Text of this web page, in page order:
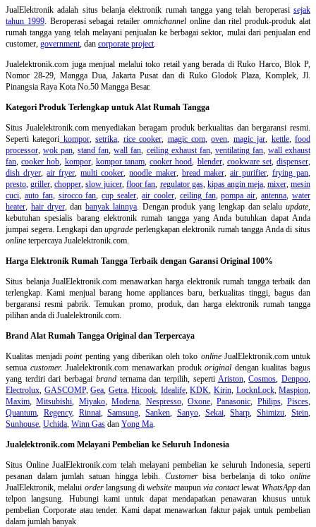
JualElektronik adalah situs belanja elektronik rumah tanggayang telah beroperasisejak
tahun 1999. Beroperasi sebagai retaileromnichannel online dan ritel produk-produk alat
rumah tangga yang telah melayani penjualan ke berbagai sektor, mulai dari penjualan end
customer, government, dan corporate project.
Jualelektronik.com juga menjual melalui toko retail yang berada di Ruko Harco, Blok P,
Nomor 28-29, Mangga Dua, Jakarta Pusat dan di Ruko Glodok Plaza, Komplek, Jl.
Pinangsia Raya Kota No.50 Mangga Besar.
Kategori Produk Terlengkap untuk Alat Rumah Tangga
Situs Jualelektronik.com menyediakan beragam produk berkualitas dan bergaransi resmi.
Seperti kategori kompor,setrika, rice cooker, magic com,oven, magic jar, kettle,food
processor,wok pan,stand fan,wall fan, ceiling exhaust fan, ventilating fan, wall exhaust
fan,cooker hob, kompor, kompor tanam,cooker hood, blender, cookware set,dispenser,
dish dryer,air fryer,multi cooker,noodle maker, bread maker, air purifier, frying pan,
presto,griller,chopper,slow juicer,floor fan, regulator gas, kipas angin meja, mixer,mesin
cuci, auto fan, sirocco fan,cup sealer,air cooler, ceiling fan,pompa air,antenna,water
heater, hair dryer, dan banyak lainnya. Dengan produk yang lengkap dan selalu update,
kebutuhan spesialis barang elektronik rumah tangga yang Anda butuhkan dapat Anda
jumpai segera. Lengkapi danupgrade perlengkapan elektronik rumah tangga Anda di situs
online terpercaya Jualelektronik.com.
Harga Elektronik Rumah Tangga Terbaik dengan Garansi Original 100%
Situs belanjaJualElektronik.com menawarkan harga elektronik rumah tangga terbaik dan
terlengkap. Kami menjual barang home appliances baru, berkualitas tinggi, bagus dan
bergaransi resmi pabrik. Temukan promo, produk, dan harga elektronik rumah tangga
pilihan anda di Jualelektronik.com.
Brand Alat Rumah Tangga Original dan Terpercaya
Kualitas menjadipointpenting yang diberikan oleh toko onlineJualElektronik.com untuk
semua customer. Jualelektronik.com menawarkan produkoriginal dengan kualitas bagus
yang terdiri dari berbagai brandternama dan terpilih, seperti Ariston,Cosmos,Denpoo,
Electrolux, GASCOMP,Gea, Getra,Hicook, Idealife,KDK, Kirin, LocknLock,Maspion,
Maxim,Mitsubishi, Miyako,Modena, Nespresso, Oxone,Panasonic, Philips, Pisces,
Quantum, Regency, Rinnai,Samsung,Sanken, Sanyo, Sekai,Sharp,Shimizu,Stein,
Sunhouse, Uchida, Winn Gas dan Yong Ma.
Jualelektronik.com Melayani Pembelian ke Seluruh Indonesia
Situs Online JualElektronik.com telah melayani pembelian ke seluruh Indonesia, seperti
pesanan dalam jumlah satuan hingga lebih. Customerbisa berbelanja di tokoonline
JualElektronik, melalui orderlangsung diwebsite maupun via contactlewat WhatsAppdan
telpon langsung. Hubungi kami untuk dapat mendapatkan penawaran khusus untuk
pembelian Corporate atau tender. Kami dapat menawarkan faktur pajak untuk pembelian
dalam jumlah banyak